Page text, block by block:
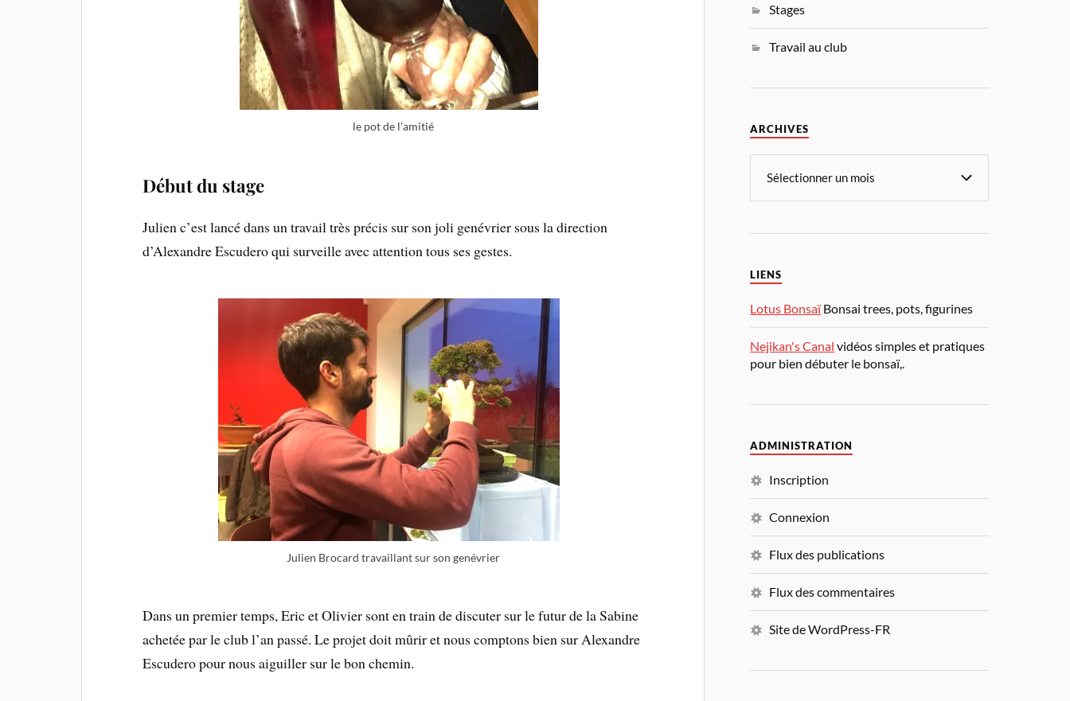
le pot de l’amitié
Début du stage
Julien c’est lancé dans un travail très précis sur son joli genévrier sous la direction
d’Alexandre Escudero qui surveille avec attention tous ses gestes.
Julien Brocard travaillant sur son genévrier
Dans un premier temps, Eric et Olivier sont en train de discuter sur le futur de la Sabine
achetée par le club l’an passé. Le projet doit mûrir et nous comptons bien sur Alexandre
Escudero pour nous aiguiller sur le bon chemin.
Stages
Travail au club
ARCHIVES
LIENS
Lotus BonsaïBonsai trees, pots, figurines
Nejikan's Canal vidéos simples et pratiques
pour bien débuter le bonsaï,.
ADMINISTRATION
Inscription
Connexion
Flux des publications
Flux des commentaires
Site de WordPress-FR